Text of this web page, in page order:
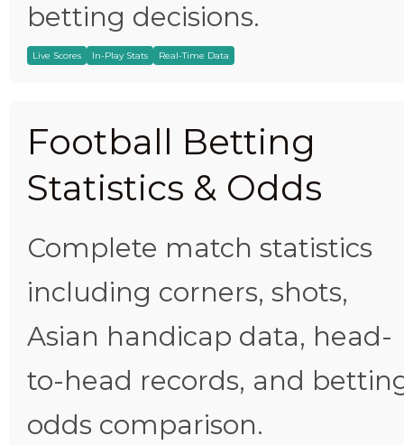
betting decisions.
Live Scores In-Play Stats Real-Time Data
Football Betting
Statistics & Odds
Complete match statistics
including corners, shots,
Asian handicap data, head-
to-head records, and
odds comparison.